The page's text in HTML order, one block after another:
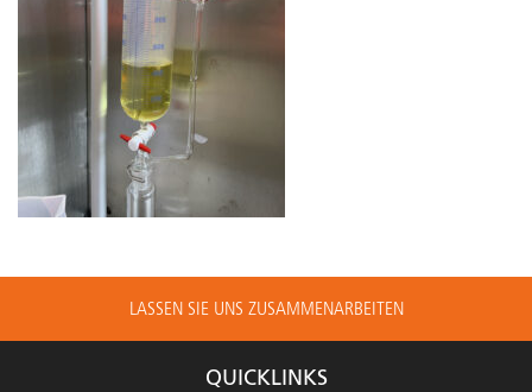
LASSEN SIE UNS ZUSAMMENARBEITEN
QUICKLINKS